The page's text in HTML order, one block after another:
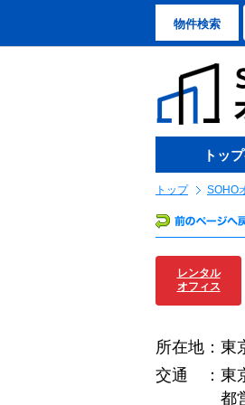
物件検索
トッ
トップ SOHO
レンタル
オフィス
所在地：東
交通 ：東
都営新